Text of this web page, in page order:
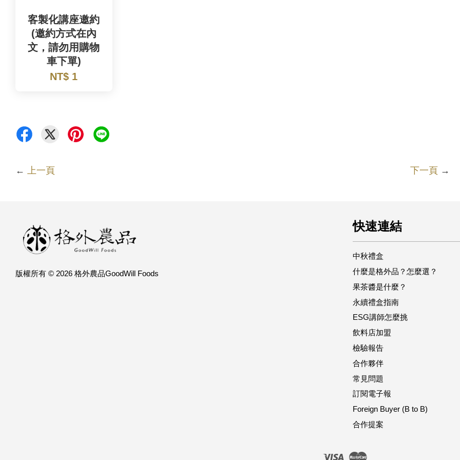
客製化講座邀約
(邀約方式在內
文，請勿用購物
車下單)
NT$ 1
← 上一頁 下一頁 →
版權所有 © 2026 格外農品GoodWill Foods
快速連結
中秋禮盒
什麼是格外品？怎麼選？
果茶醬是什麼？
永續禮盒指南
ESG講師怎麼挑
飲料店加盟
檢驗報告
合作夥伴
常見問題
訂閱電子報
Foreign Buyer (B to B)
合作提案
Visa